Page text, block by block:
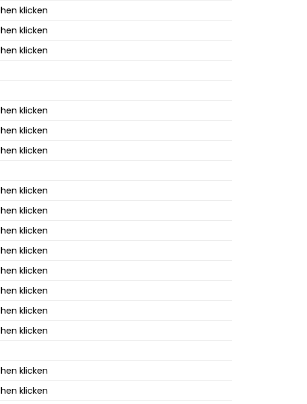
klicken
klicken
klicken
klicken
klicken
klicken
klicken
klicken
klicken
klicken
klicken
klicken
klicken
klicken
klicken
klicken